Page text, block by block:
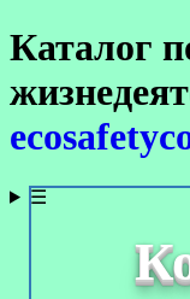
Каталог
☰